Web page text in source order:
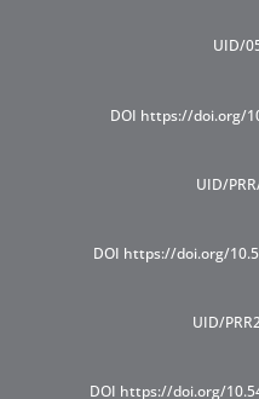
UID/
DOI https://doi.org/
UID/
DOI https://doi.org/
UID/
DOI https://doi.org/